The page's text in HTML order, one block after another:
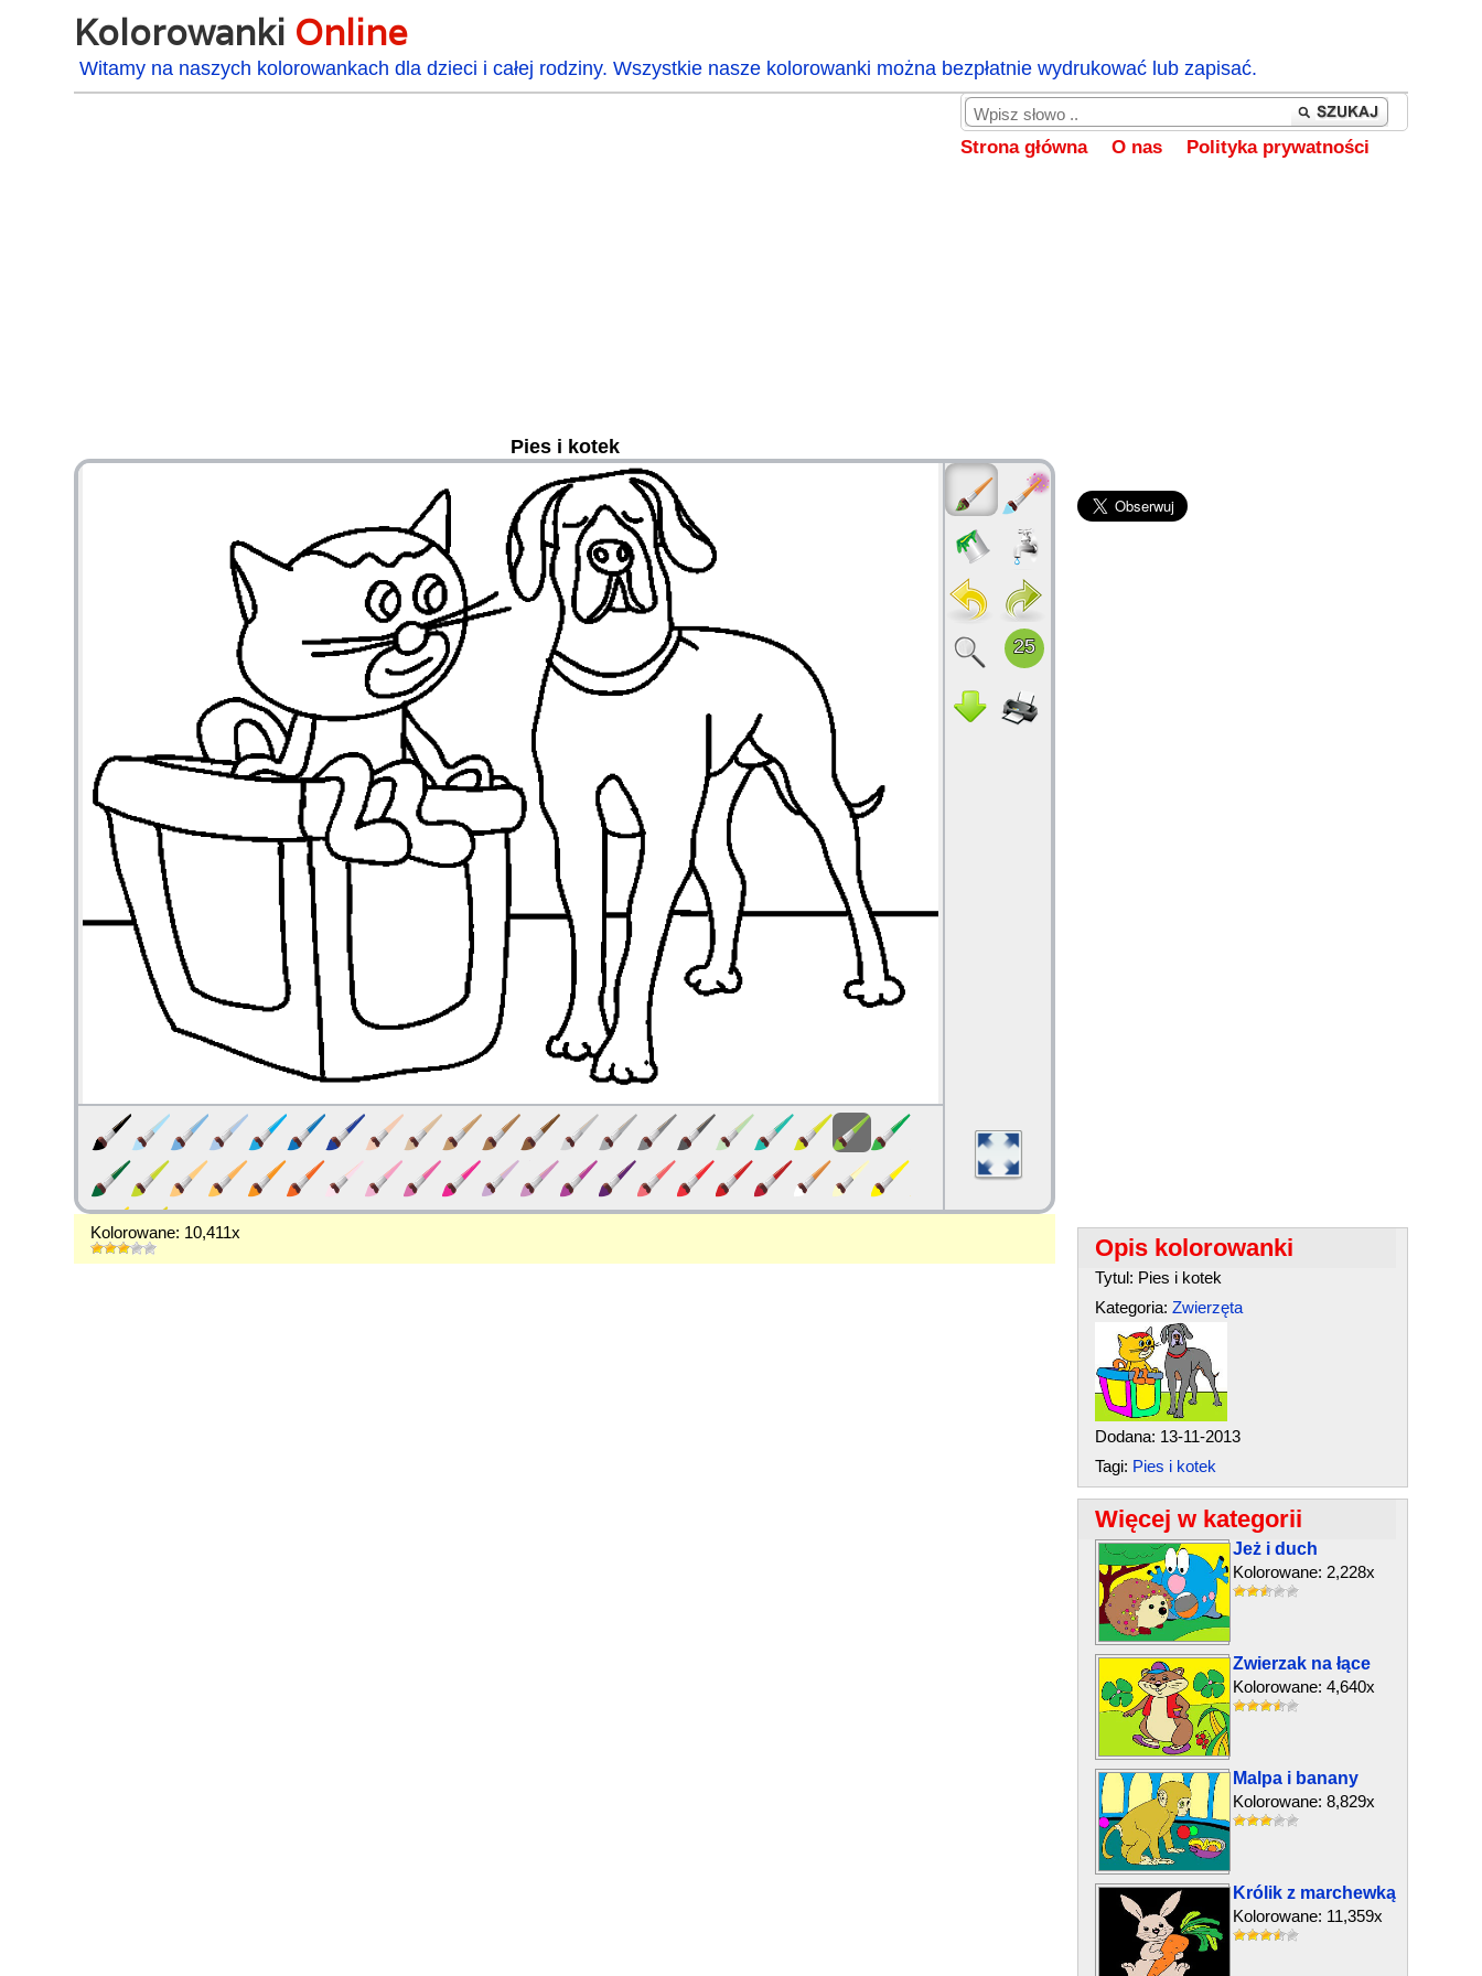
Kolorowanki Online
Witamy na naszych kolorowankach dla dzieci i całej rodziny. Wszystkie nasze kolorowanki można bezpłatnie wydrukować lub zapisać.
Strona główna O nas Polityka prywatności
Pies i kotek
Kolorowane: 10,411x
Opis kolorowanki
Tytul: Pies i kotek
Kategoria: Zwierzęta
Dodana: 13-11-2013
Tagi: Pies i kotek
Więcej w kategorii
Jeż i duch
Kolorowane: 2,228x
Zwierzak na łące
Kolorowane: 4,640x
Malpa i banany
Kolorowane: 8,829x
Królik z marchewką
Kolorowane: 11,359x